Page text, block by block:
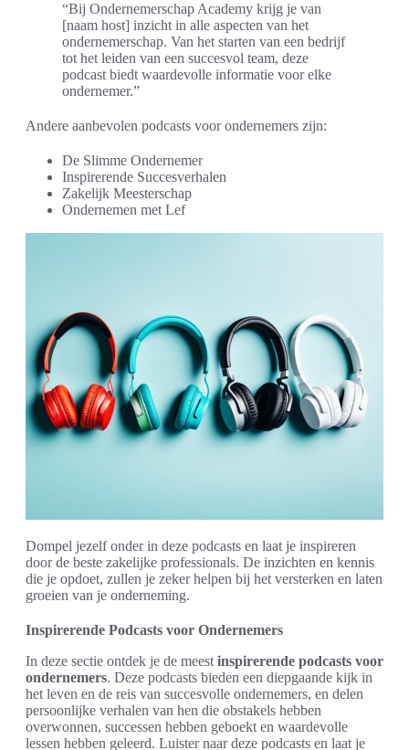
“Bij Ondernemerschap Academy krijg je van
[naam host] inzicht in alle aspecten van het
ondernemerschap. Van het starten van een bedrijf
tot het leiden van een succesvol team, deze
podcast biedt waardevolle informatie voor elke
ondernemer.”
Andere aanbevolen podcasts voor ondernemers zijn:
De Slimme Ondernemer
Inspirerende Succesverhalen
Zakelijk Meesterschap
Ondernemen met Lef
Dompel jezelf onder in deze podcasts en laat je inspireren
door de beste zakelijke professionals. De inzichten en kennis
die je opdoet, zullen je zeker helpen bij het versterken en laten
groeien van je onderneming.
Inspirerende Podcasts voor Ondernemers
In deze sectie ontdek je de meest inspirerende podcasts voor
ondernemers. Deze podcasts bieden een diepgaande kijk in
het leven en de reis van succesvolle ondernemers, en delen
persoonlijke verhalen van hen die obstakels hebben
overwonnen, successen hebben geboekt en waardevolle
lessen hebben geleerd. Luister naar deze podcasts en laat je